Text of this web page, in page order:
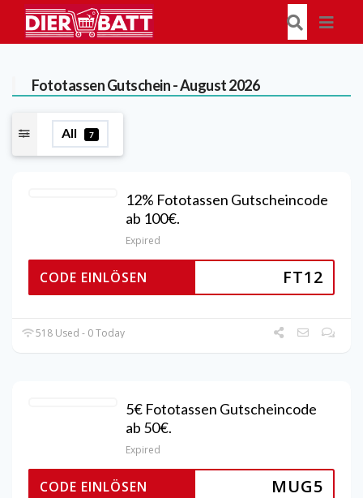
FototassenGutschein - August 2026
All 7
12% Fototassen Gutscheincode
ab 100€.
Expired
FT12
CODE EINLÖSEN
518 Used - 0 Today
5€ Fototassen Gutscheincode
ab 50€.
Expired
MUG5
CODE EINLÖSEN